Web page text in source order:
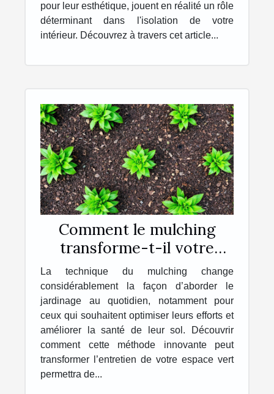
pour leur esthétique, jouent en réalité un rôle
déterminant dans l'isolation de votre
intérieur. Découvrez à travers cet article...
Comment le mulching
transforme-t-il votre
jardinage quotidien ?
La technique du mulching change
considérablement la façon d’aborder le
jardinage au quotidien, notamment pour
ceux qui souhaitent optimiser leurs efforts et
améliorer la santé de leur sol. Découvrir
comment cette méthode innovante peut
transformer l’entretien de votre espace vert
permettra de...